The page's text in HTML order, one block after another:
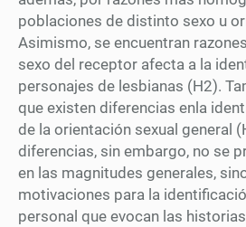
poblaciones de distinto sexo u
Asimismo, se encuentran
sexo del receptor afecta a la
personajes de lesbianas (H2).
que existen diferencias enla
de la orientación sexual general
diferencias, sin embargo, no se
en las magnitudes generales,
motivaciones para la
personal que evocan las